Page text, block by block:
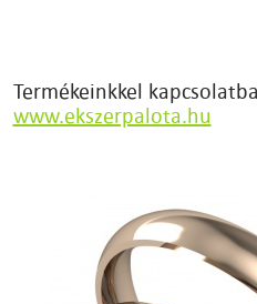
Termékeinkkel
www.ekszerpalota.hu